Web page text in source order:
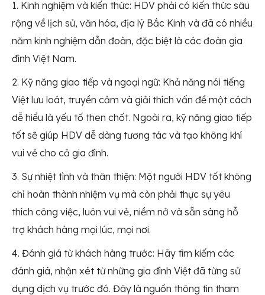
1. Kinh nghiệm và kiến thức: HDV phải có kiến thức sâu
rộng về lịch sử, văn hóa, địa lý Bắc Kinh và đã có nhiều
năm kinh nghiệm dẫn đoàn, đặc biệt là các đoàn gia
đình Việt Nam.
2. Kỹ năng giao tiếp và ngoại ngữ: Khả năng nói tiếng
Việt lưu loát, truyền cảm và giải thích vấn đề một cách
dễ hiểu là yếu tố then chốt. Ngoài ra, kỹ năng giao tiếp
tốt sẽ giúp HDV dễ dàng tương tác và tạo không khí
vui vẻ cho cả gia đình.
3. Sự nhiệt tình và thân thiện: Một người HDV tốt không
chỉ hoàn thành nhiệm vụ mà còn phải thực sự yêu
thích công việc, luôn vui vẻ, niềm nở và sẵn sàng hỗ
trợ khách hàng mọi lúc, mọi nơi.
4. Đánh giá từ khách hàng trước: Hãy tìm kiếm các
đánh giá, nhận xét từ những gia đình Việt đã từng sử
dụng dịch vụ trước đó. Đây là nguồn thông tin tham